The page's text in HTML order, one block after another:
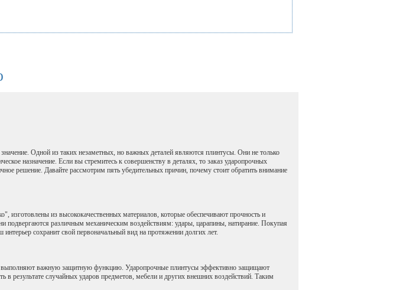
Одной из таких незаметных, но важных деталей являются плинтусы. Они не только
назначение. Если вы стремитесь к совершенству в деталях, то заказ ударопрочных
решение. Давайте рассмотрим пять убедительных причин, почему стоит обратить внимание
изготовлены из высококачественных материалов, которые обеспечивают прочность и
подвергаются различным механическим воздействиям: удары, царапины, натирание. Покупая
сохранит свой первоначальный вид на протяжении долгих лет.
выполняют важную защитную функцию. Ударопрочные плинтусы эффективно защищают
в результате случайных ударов предметов, мебели и других внешних воздействий. Таким